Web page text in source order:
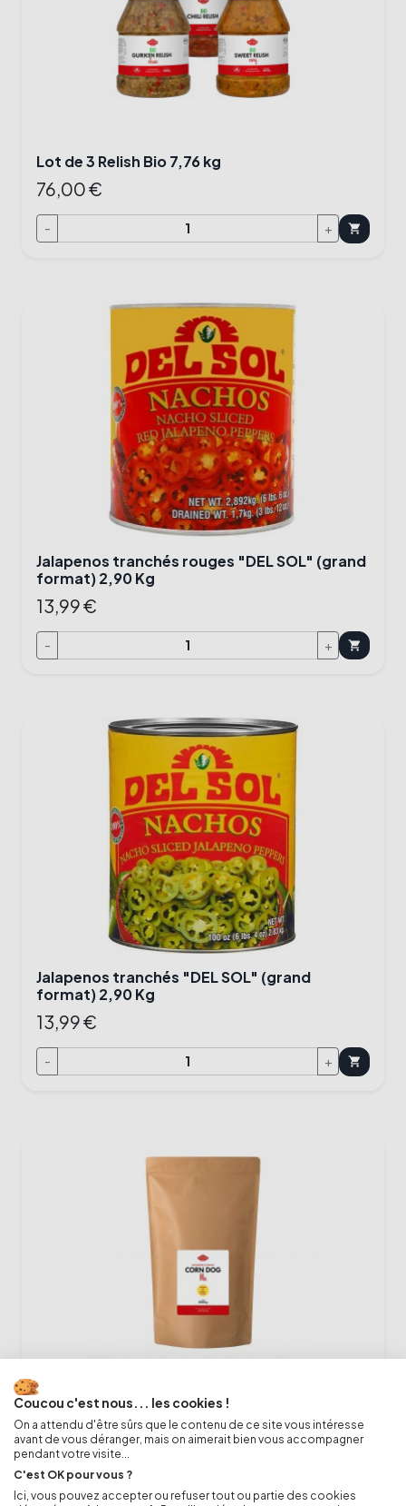
Lot de 3 Relish Bio 7,76 kg
76,00 €
- + shopping_cart
Jalapenos tranchés rouges "DEL SOL" (grand
format) 2,90 Kg
13,99 €
- + shopping_cart
Jalapenos tranchés "DEL SOL" (grand
format) 2,90 Kg
13,99 €
- + shopping_cart
Mélange Corn Dog 5 Kg - 5000g (préparation
clé en main)
47,99 €
-
Coucou c'est nous... les cookies !
On a attendu d'être sûrs que le contenu de ce site vous intéresse
avant de vous déranger, mais on aimerait bien vous accompagner
pendant votre visite...
C'est OK pour vous ?
Ici, vous pouvez accepter ou refuser tout ou partie des cookies